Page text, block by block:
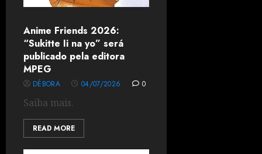
Anime Friends 2026:
“Sukitte Ii na yo” será
publicado pela editora
MPEG
DÉBORA 04/07/2026 0
Saiba mais.
READ MORE